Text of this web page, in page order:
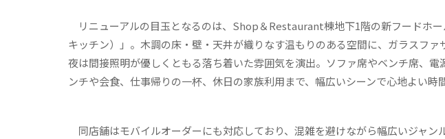
リニューアルの目玉となるのは、Shop＆Restaurant棟地下1階の新フードホー
キッチン）」。木調の床・壁・天井が織りなす温もりのある空間に、ガラスファ
夜は間接照明が優しくともる落ち着いた雰囲気を演出。ソファ席やベンチ席、
ンチや会食、仕事帰りの一杯、休日の家族利用まで、幅広いシーンで心地よい時
同店舗はモバイルオーダーにも対応しており、混雑を避けながら幅広いジャン